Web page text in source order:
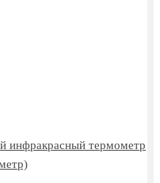
инфракрасный термометр